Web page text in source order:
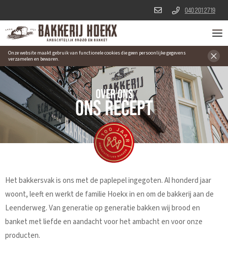
Onze website maakt gebruik van functionele cookies die geen persoonlijke gegevens
verzamelen en bewaren.
040 201 2719
OVER ONS
ONS RECEPT
Het bakkersvak is ons met de paplepel ingegoten. Al honderd jaar
woont, leeft en werkt de familie Hoekx in en om de bakkerij aan de
Leenderweg. Van generatie op generatie bakken wij brood en
banket met liefde en aandacht voor het ambacht en voor onze
producten.